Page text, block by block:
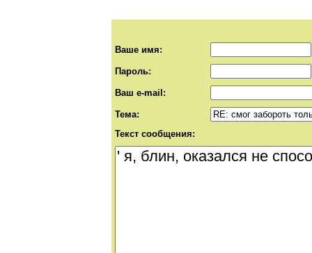
Ваше имя:
Пароль:
Ваш e-mail:
Тема:
Текст сообщения: